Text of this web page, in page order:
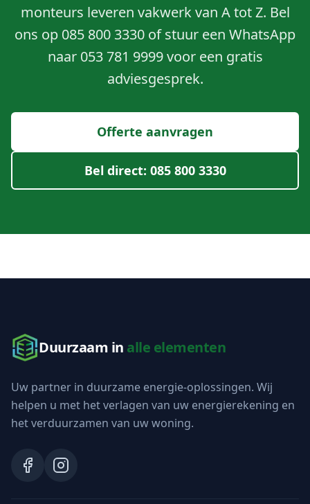
monteurs leveren vakwerk van A tot Z. Bel
ons op 085 800 3330 of stuur een WhatsApp
naar 053 781 9999 voor een gratis
adviesgesprek.
Offerte aanvragen
Bel direct: 085 800 3330
Duurzaam in alle elementen
Uw partner in duurzame energie-oplossingen. Wij
helpen u met het verlagen van uw energierekening en
het verduurzamen van uw woning.